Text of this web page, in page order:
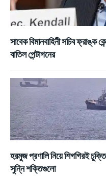
সাবেক বিমানবাহিনী সচিব
বাতিল পেন্টাগনের
হরমুজ প্রণালি নিয়ে শিগগিরই
সুন্নি শক্তিগুলো